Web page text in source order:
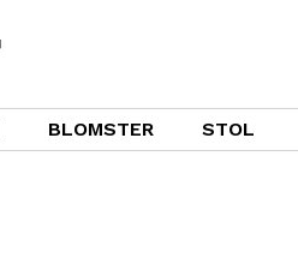
BLOMSTER STOL